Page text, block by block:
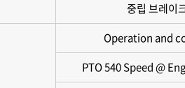
중립 브레이
Operation and
PTO 540 Speed @